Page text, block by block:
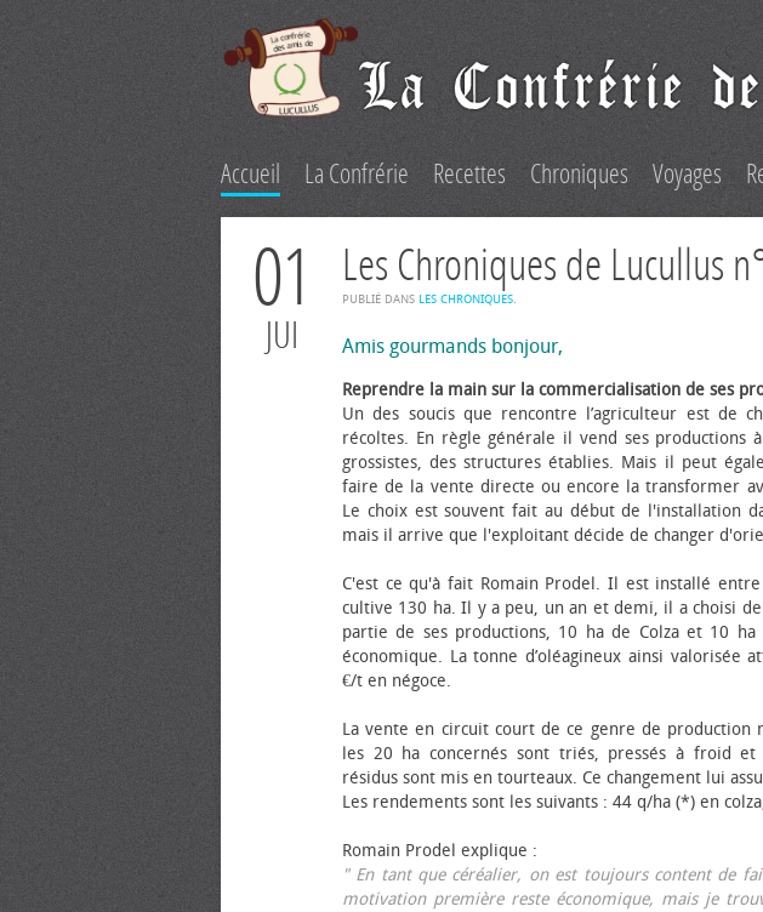
Accueil La Confrérie Recettes Chroniques Voyages
01
JUI
Les Chroniques de Lucullus
PUBLIÉ DANS LES CHRONIQUES.
Amis gourmands bonjour,
Reprendre la main sur la commercialisation de ses
Un des soucis que rencontre l’agriculteur est de
récoltes. En règle générale il vend ses productions
grossistes, des structures établies. Mais il peut
faire de la vente directe ou encore la transformer
Le choix est souvent fait au début de l'installation
mais il arrive que l'exploitant décide de changer
C'est ce qu'à fait Romain Prodel. Il est installé
cultive 130 ha. Il y a peu, un an et demi, il a choisi
partie de ses productions, 10 ha de Colza et 10
économique. La tonne d’oléagineux ainsi valorisée
€/t en négoce.
La vente en circuit court de ce genre de production
les 20 ha concernés sont triés, pressés à froid
résidus sont mis en tourteaux. Ce changement lui
Les rendements sont les suivants : 44 q/ha (*) en
Romain Prodel explique :
" En tant que céréalier, on est toujours content de
motivation première reste économique, mais je